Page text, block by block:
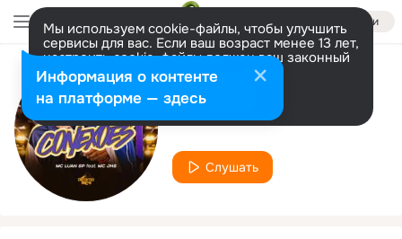
Войти
Мы используем cookie-файлы, чтобы улучшить
сервисы для вас. Если ваш возраст менее 13 лет,
настроить cookie-файлы должен ваш законный
представитель. Больше информации
Разрешить все Настроить
Исполнитель
MC JHS
Слушать
Информация о контенте
на платформе — здесь